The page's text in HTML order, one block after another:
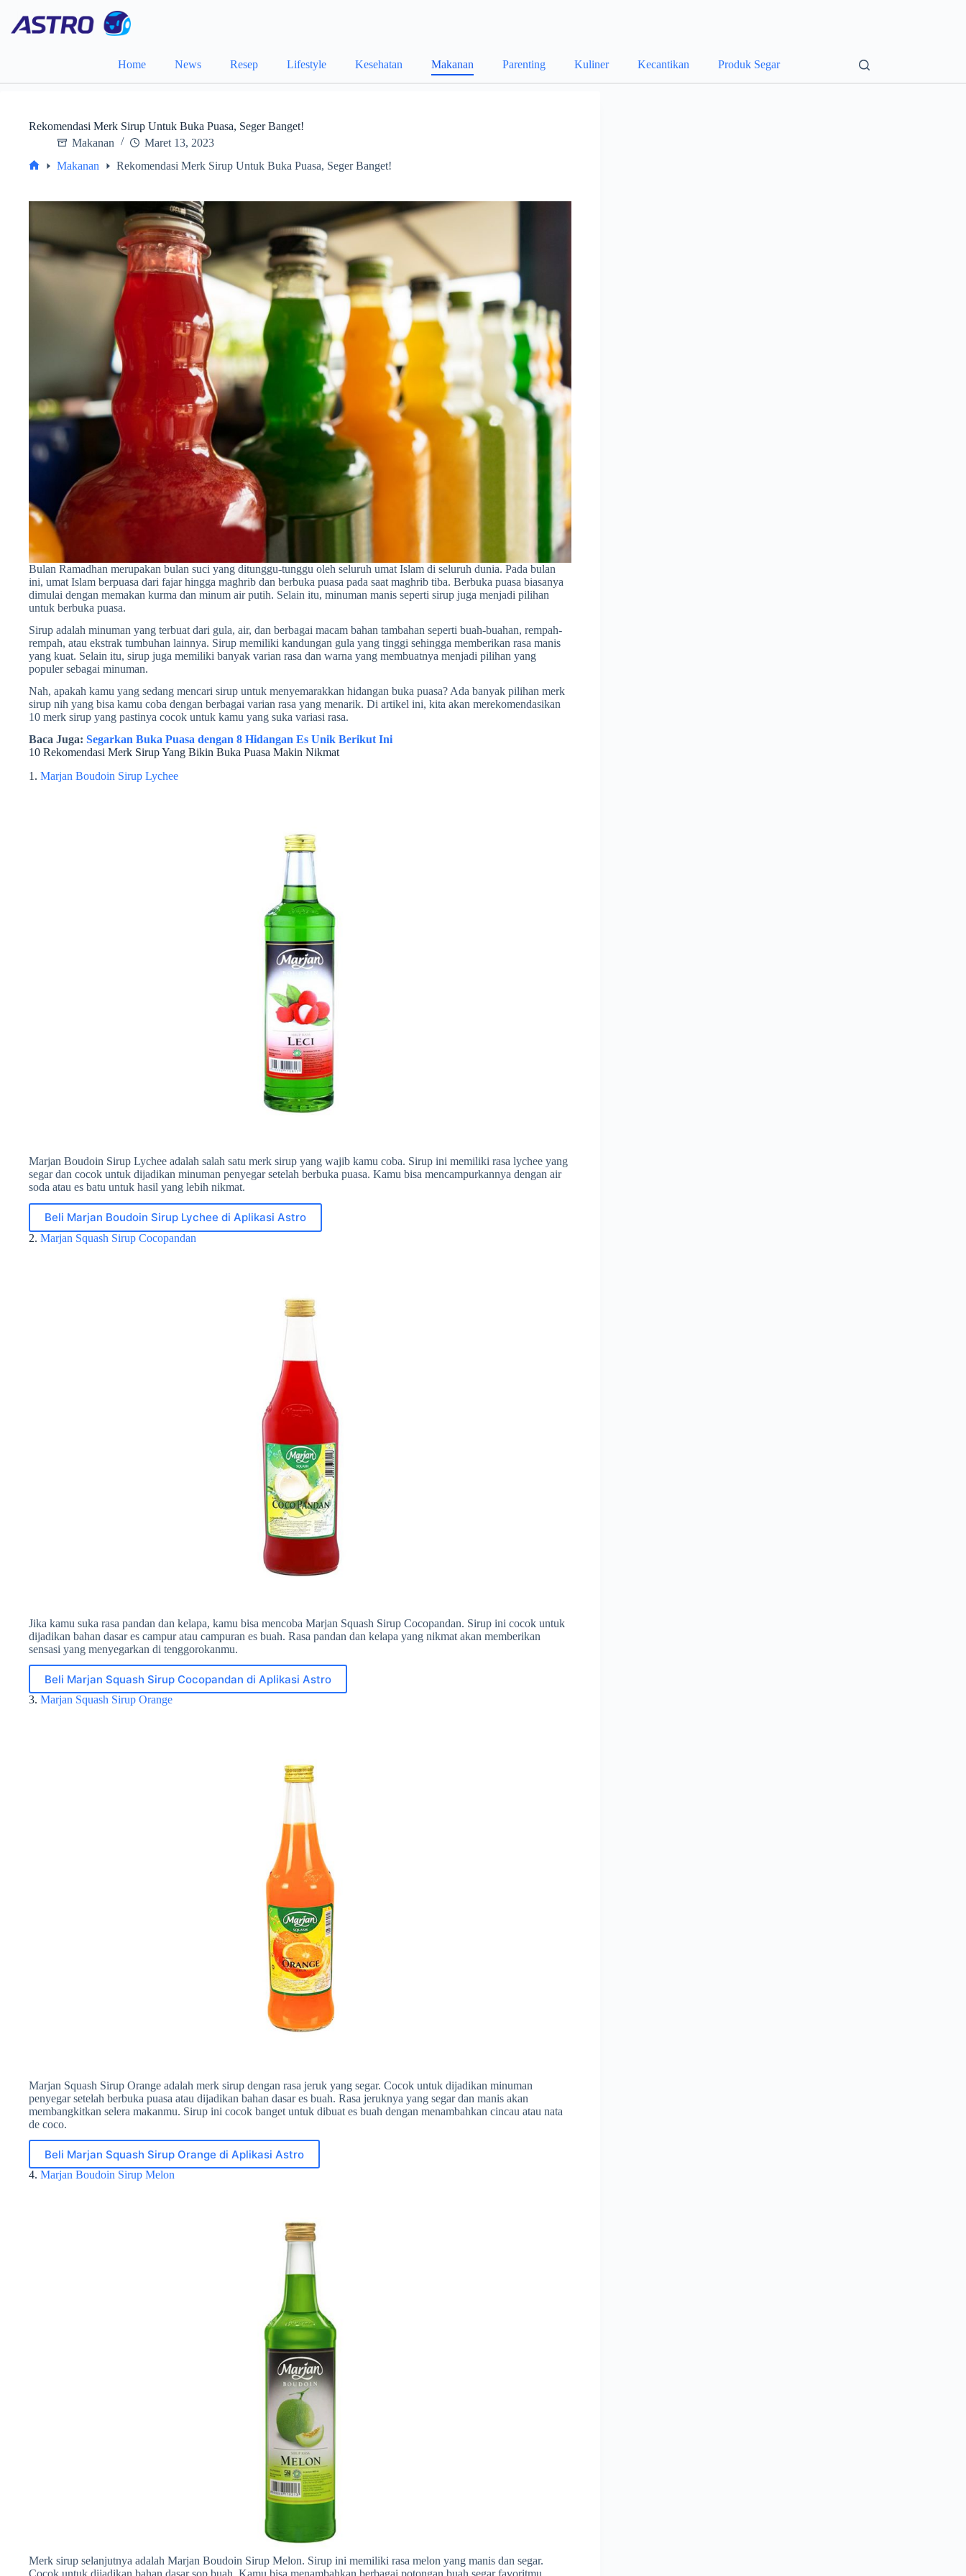
content
Home News Resep Lifestyle Kesehatan Makanan Parenting Kuliner Kecantikan Produk Segar
Rekomendasi Merk Sirup Untuk Buka Puasa, Seger Banget!
Makanan
Maret 13, 2023
Makanan Rekomendasi Merk Sirup Untuk Buka Puasa, Seger Banget!
Bulan Ramadhan merupakan bulan suci yang ditunggu-tunggu oleh seluruh umat Islam di seluruh dunia. Pada bulan
ini, umat Islam berpuasa dari fajar hingga maghrib dan berbuka puasa pada saat maghrib tiba. Berbuka puasa biasanya
dimulai dengan memakan kurma dan minum air putih. Selain itu, minuman manis seperti sirup juga menjadi pilihan
untuk berbuka puasa.
Sirup adalah minuman yang terbuat dari gula, air, dan berbagai macam bahan tambahan seperti buah-buahan, rempah-
rempah, atau ekstrak tumbuhan lainnya. Sirup memiliki kandungan gula yang tinggi sehingga memberikan rasa manis
yang kuat. Selain itu, sirup juga memiliki banyak varian rasa dan warna yang membuatnya menjadi pilihan yang
populer sebagai minuman.
Nah, apakah kamu yang sedang mencari sirup untuk menyemarakkan hidangan buka puasa? Ada banyak pilihan merk
sirup nih yang bisa kamu coba dengan berbagai varian rasa yang menarik. Di artikel ini, kita akan merekomendasikan
10 merk sirup yang pastinya cocok untuk kamu yang suka variasi rasa.
Baca Juga: Segarkan Buka Puasa dengan 8 Hidangan Es Unik Berikut Ini
10 Rekomendasi Merk Sirup Yang Bikin Buka Puasa Makin Nikmat
1. Marjan Boudoin Sirup Lychee
Marjan Boudoin Sirup Lychee adalah salah satu merk sirup yang wajib kamu coba. Sirup ini memiliki rasa lychee yang
segar dan cocok untuk dijadikan minuman penyegar setelah berbuka puasa. Kamu bisa mencampurkannya dengan air
soda atau es batu untuk hasil yang lebih nikmat.
Beli Marjan Boudoin Sirup Lychee di Aplikasi Astro
2. Marjan Squash Sirup Cocopandan
Jika kamu suka rasa pandan dan kelapa, kamu bisa mencoba Marjan Squash Sirup Cocopandan. Sirup ini cocok untuk
dijadikan bahan dasar es campur atau campuran es buah. Rasa pandan dan kelapa yang nikmat akan memberikan
sensasi yang menyegarkan di tenggorokanmu.
Beli Marjan Squash Sirup Cocopandan di Aplikasi Astro
3. Marjan Squash Sirup Orange
Marjan Squash Sirup Orange adalah merk sirup dengan rasa jeruk yang segar. Cocok untuk dijadikan minuman
penyegar setelah berbuka puasa atau dijadikan bahan dasar es buah. Rasa jeruknya yang segar dan manis akan
membangkitkan selera makanmu. Sirup ini cocok banget untuk dibuat es buah dengan menambahkan cincau atau nata
de coco.
Beli Marjan Squash Sirup Orange di Aplikasi Astro
4. Marjan Boudoin Sirup Melon
Merk sirup selanjutnya adalah Marjan Boudoin Sirup Melon. Sirup ini memiliki rasa melon yang manis dan segar.
Cocok untuk dijadikan bahan dasar sop buah. Kamu bisa menambahkan berbagai potongan buah segar favoritmu